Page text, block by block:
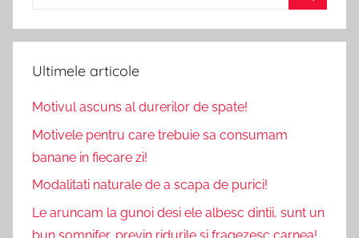
Ultimele articole
Motivul ascuns al durerilor de spate!
Motivele pentru care trebuie sa consumam
banane in fiecare zi!
Modalitati naturale de a scapa de purici!
Le aruncam la gunoi desi ele albesc dintii, sunt un
bun somnifer, previn ridurile si fragezesc carnea!